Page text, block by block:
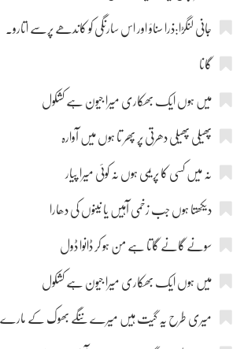
جانی لنگڑا:ذرا سناؤ اور اس سارنگی کو کاندھے پرسے اتارو۔
گانا
میں ہوں ایک بھکاری میرا جیون ہے کشکول
پھیلی پھیلی دھرتی پر پھر تا ہوں میں آوارہ
نہ میں کسی کا پریمی ہوں نہ کوئی میرا پیار
دیکھتا ہوں جب زخمی آہیں یا نینوں کی دھارا
سونے گانے گاتا ہے من ہو کر ڈانوا ڈول
میں ہوں ایک بھکاری میرا جیون ہے کشکول
میری طرح یہ گیت ہیں میرے ننگے بھوک کے مارے